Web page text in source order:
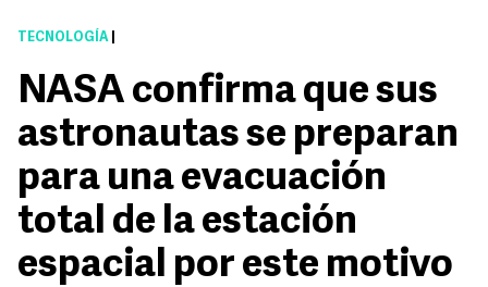
TECNOLOGÍA
NASA confirma que sus
astronautas se preparan
para una evacuación
total de la estación
espacial por este motivo